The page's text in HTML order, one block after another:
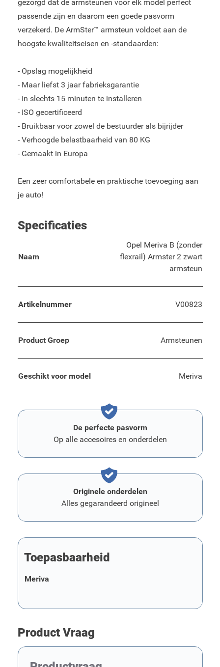
gezorgd dat de armsteunen voor elk model perfect
passende zijn en daarom een goede pasvorm
verzekerd. De ArmSter™ armsteun voldoet aan de
hoogste kwaliteitseisen en -standaarden:
- Opslag mogelijkheid
- Maar liefst 3 jaar fabrieksgarantie
- In slechts 15 minuten te installeren
- ISO gecertificeerd
- Bruikbaar voor zowel de bestuurder als bijrijder
- Verhoogde belastbaarheid van 80 KG
- Gemaakt in Europa
Een zeer comfortabele en praktische toevoeging aan
je auto!
Specificaties
Naam
Opel Meriva B (zonder
flexrail) Armster 2 zwart
armsteun
Artikelnummer V00823
Product Groep Armsteunen
Geschikt voor model Meriva
De perfecte pasvorm
Op alle accesoires en onderdelen
Originele onderdelen
Alles gegarandeerd origineel
Toepasbaarheid
Meriva
Product Vraag